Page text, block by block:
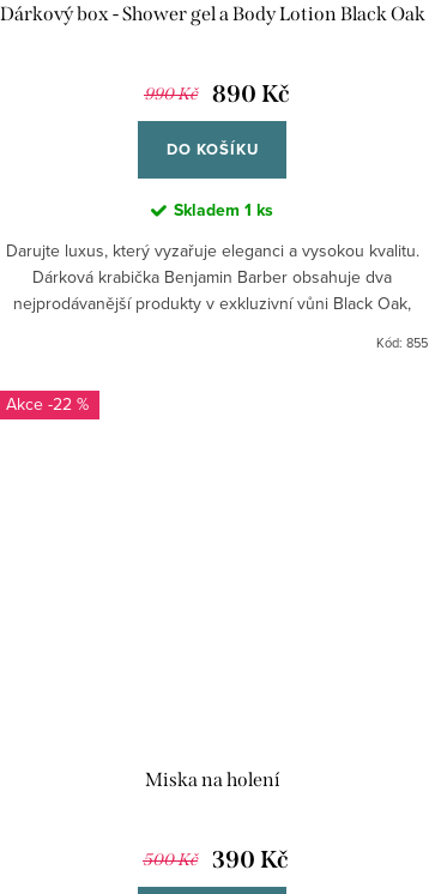
Dárkový box - Shower gel a Body Lotion Black Oak
990 Kč 890 Kč
DO KOŠÍKU
Skladem 1 ks
Darujte luxus, který vyzařuje eleganci a vysokou kvalitu.
Dárková krabička Benjamin Barber obsahuje dva
nejprodávanější produkty v exkluzivní vůni Black Oak,
Kód:855
-22 %
Miska na holení
500 Kč 390 Kč